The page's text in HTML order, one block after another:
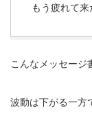
もう疲れて来
こんなメッセージ
波動は下がる一方